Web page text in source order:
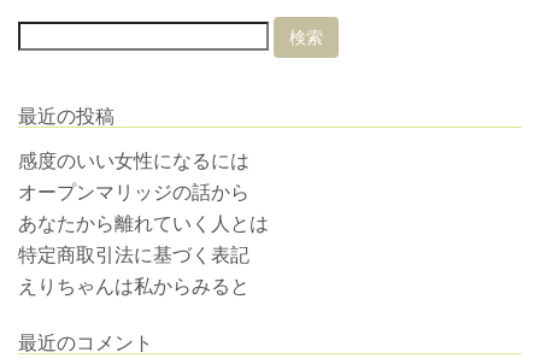
最近の投稿
感度のいい女性になるには
オープンマリッジの話から
あなたから離れていく人とは
特定商取引法に基づく表記
えりちゃんは私からみると
最近のコメント